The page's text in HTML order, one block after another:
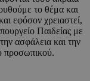
το θέμα και
εφόσον χρειαστεί,
Παιδείας με
ασφάλεια και την
προσωπικού.